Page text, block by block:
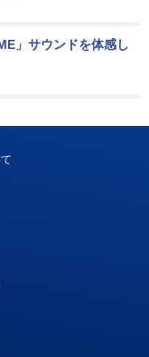
」サウンドを体感し